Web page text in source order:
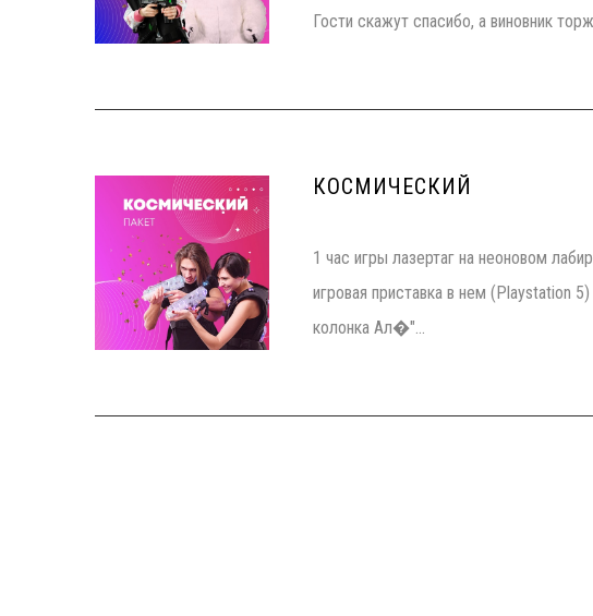
Гости скажут спасибо, а виновник
КОСМИЧЕСКИЙ
1 час игры лазертаг на неоновом
игровая приставка в нем (Playstation
колонка Ал�"...